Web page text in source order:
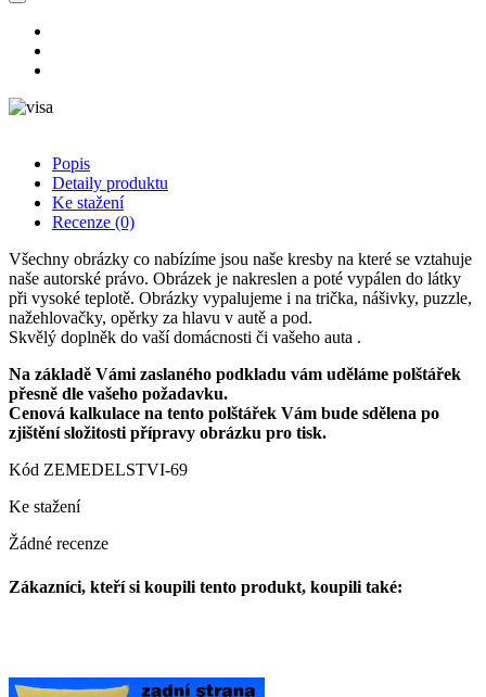
Popis
Detaily produktu
Ke stažení
Recenze (0)
Všechny obrázky co nabízíme jsou naše kresby na které se vztahuje
naše autorské právo. Obrázek je nakreslen a poté vypálen do látky
při vysoké teplotě. Obrázky vypalujeme i na trička, nášivky, puzzle,
nažehlovačky, opěrky za hlavu v autě a pod.
Skvělý doplněk do vaší domácnosti či vašeho auta .
Na základě Vámi zaslaného podkladu vám uděláme polštářek
přesně dle vašeho požadavku.
Cenová kalkulace na tento polštářek Vám bude sdělena po
zjištění složitosti přípravy obrázku pro tisk.
Kód ZEMEDELSTVI-69
Ke stažení
Žádné recenze
Zákazníci, kteří si koupili tento produkt, koupili také: